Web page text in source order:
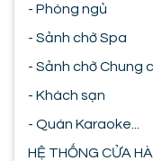
- Phòng ngủ
- Sảnh chờ Spa
- Sảnh chờ Chung
- Khách sạn
- Quán Karaoke...
HỆ THỐNG CỬA